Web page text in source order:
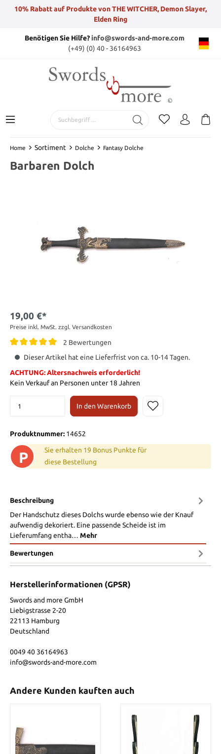
10% Rabatt auf Produkte von THE WITCHER, Demon Slayer,
Elden Ring
Benötigen Sie Hilfe?info@swords-and-more.com
(+49) (0) 40 - 36164963
Home Sortiment Dolche Fantasy Dolche
Barbaren Dolch
19,00 €*
Preise inkl. MwSt. zzgl. Versandkosten
2 Bewertungen
Dieser Artikel hat eine Lieferfrist von ca. 10-14 Tagen.
ACHTUNG: Altersnachweis erforderlich!
Kein Verkauf an Personen unter 18 Jahren
In den Warenkorb
Produktnummer: 14652
P
Sie erhalten 19 Bonus Punkte für
diese Bestellung
Beschreibung
Der Handschutz dieses Dolchs wurde ebenso wie der Knauf
aufwendig dekoriert. Eine passende Scheide ist im
Lieferumfang entha… Mehr
Bewertungen
Herstellerinformationen (GPSR)
Swords and more GmbH
Liebigstrasse 2-20
22113 Hamburg
Deutschland
0049 40 36164963
info@swords-and-more.com
Andere Kunden kauften auch